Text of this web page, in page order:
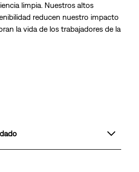
limpia. Nuestros altos
reducen nuestro impacto
la vida de los trabajadores de la